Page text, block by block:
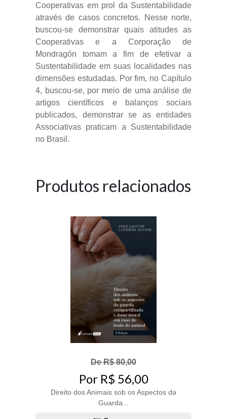
Cooperativas em prol da Sustentabilidade
através de casos concretos. Nesse norte,
buscou-se demonstrar quais atitudes as
Cooperativas e a Corporação de
Mondragón tomam a fim de efetivar a
Sustentabilidade em suas localidades nas
dimensões estudadas. Por fim, no Capítulo
4, buscou-se, por meio de uma análise de
artigos científicos e balanços sociais
publicados, demonstrar se as entidades
Associativas praticam a Sustentabilidade
no Brasil.
Produtos relacionados
De R$ 80,00
Por R$ 56,00
Direito dos Animais sob os Aspectos da
Guarda...